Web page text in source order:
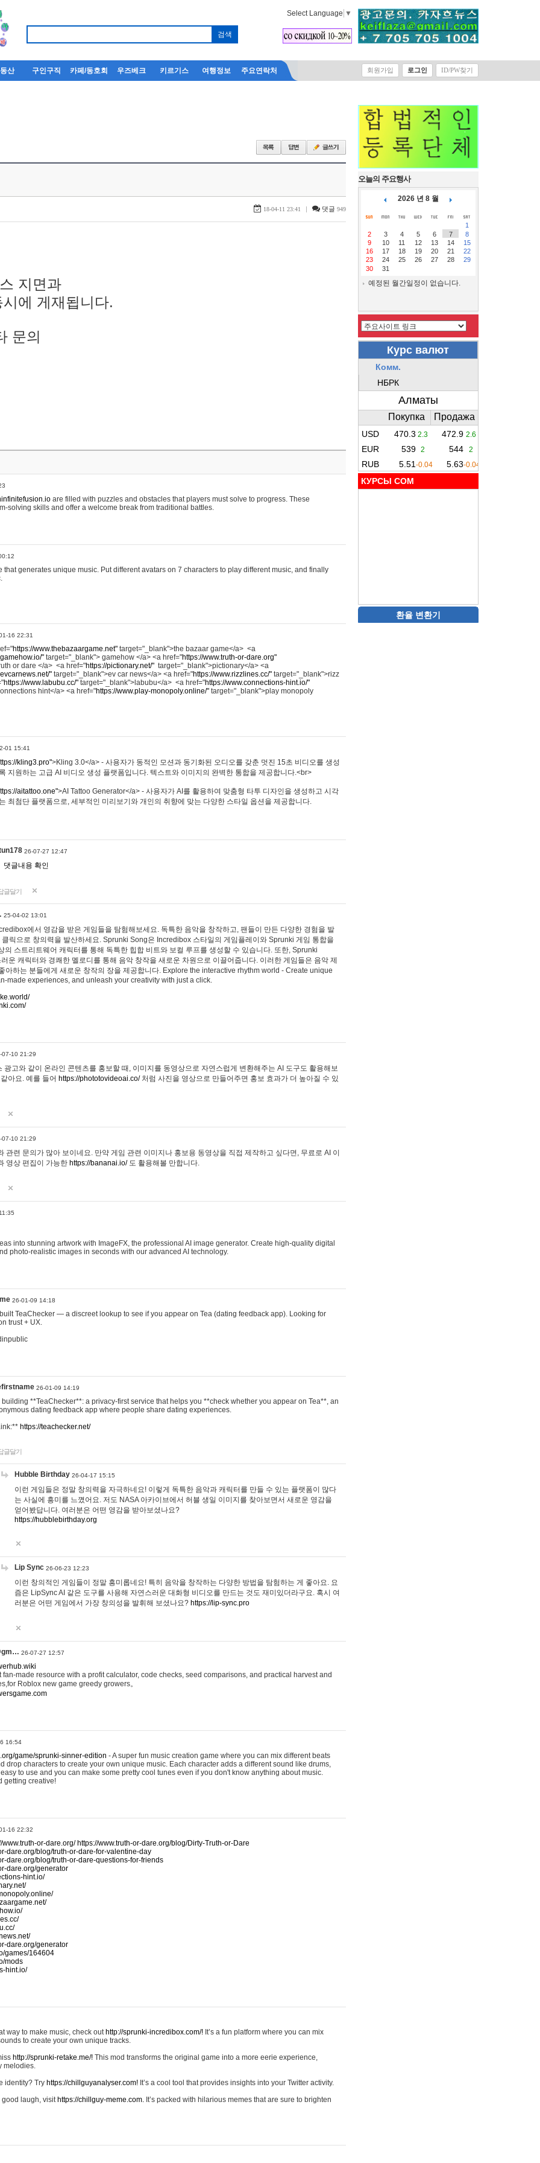
Select Language ▼
산 구인구직 카페/동호회 우즈베크 키르기스 여행정보 주요연락처 회원가입 로그인 ID/PW찾기
18-04-11 23:41 | 댓글 949
지면과
에 게재됩니다.
문의
are filled with puzzles and obstacles that players must solve to progress. These
solving skills and offer a welcome break from traditional battles.
that generates unique music. Put different avatars on 7 characters to play different music, and finally
16 22:31
https://www.thebazaargame.net" target="_blank">the bazaar game</a> <a
" target="_blank"> gamehow </a> <a href="https://www.truth-or-dare.org"
or dare </a> <a href="https://pictionary.net/" target="_blank">pictionary</a> <a
" target="_blank">ev car news</a> <a href="https://www.rizzlines.cc/" target="_blank">rizz
https://www.labubu.cc/" target="_blank">labubu</a> <a href="https://www.connections-hint.io/"
hint</a> <a href="https://www.play-monopoly.online/" target="_blank">play monopoly
01 15:41
kling3.pro">Kling 3.0</a> - 사용자가 동적인 모션과 동기화된 오디오를 갖춘 멋진 15초 비디오를 생성
지원하는 고급 AI 비디오 생성 플랫폼입니다. 텍스트와 이미지의 완벽한 통합을 제공합니다.<br>
aitattoo.one">AI Tattoo Generator</a> - 사용자가 AI를 활용하여 맞춤형 타투 디자인을 생성하고 시각
최첨단 플랫폼으로, 세부적인 미리보기와 개인의 취향에 맞는 다양한 스타일 옵션을 제공합니다.
26-07-27 12:47
댓글내용 확인
글달기
25-04-02 13:01
에서 영감을 받은 게임들을 탐험해보세요. 독특한 음악을 창작하고, 팬들이 만든 다양한 경험을 발
클릭으로 창의력을 발산하세요. Sprunki Song은 Incredibox 스타일의 게임플레이와 Sprunki 게임 통합을
의 스트리트웨어 캐릭터를 통해 독특한 힙합 비트와 보컬 루프를 생성할 수 있습니다. 또한, Sprunki
운 캐릭터와 경쾌한 멜로디를 통해 음악 창작을 새로운 차원으로 이끌어줍니다. 이러한 게임들은 음악 제
아하는 분들에게 새로운 창작의 장을 제공합니다. Explore the interactive rhythm world - Create unique
made experiences, and unleash your creativity with just a click.
07-10 21:29
광고와 같이 온라인 콘텐츠를 홍보할 때, 이미지를 동영상으로 자연스럽게 변환해주는 AI 도구도 활용해보
아요. 예를 들어 https://phototovideoai.co/처럼 사진을 영상으로 만들어주면 홍보 효과가 더 높아질 수 있
07-10 21:29
관련 문의가 많아 보이네요. 만약 게임 관련 이미지나 홍보용 동영상을 직접 제작하고 싶다면, 무료로 AI 이
영상 편집이 가능한 https://bananai.io/도 활용해볼 만합니다.
into stunning artwork with ImageFX, the professional AI image generator. Create high-quality digital
photo-realistic images in seconds with our advanced AI technology.
26-01-09 14:18
TeaChecker — a discreet lookup to see if you appear on Tea (dating feedback app). Looking for
trust + UX.
26-01-09 14:19
building **TeaChecker**: a privacy-first service that helps you **check whether you appear on Tea**, an
dating feedback app where people share dating experiences.
https://teachecker.net/
글달기
Hubble Birthday 26-04-17 15:15
이런 게임들은 정말 창의력을 자극하네요! 이렇게 독특한 음악과 캐릭터를 만들 수 있는 플랫폼이 많다
는 사실에 흥미를 느꼈어요. 저도 NASA 아카이브에서 허블 생일 이미지를 찾아보면서 새로운 영감을
얻어봤답니다. 여러분은 어떤 영감을 받아보셨나요?
https://hubblebirthday.org
Lip Sync 26-06-23 12:23
이런 창의적인 게임들이 정말 흥미롭네요! 특히 음악을 창작하는 다양한 방법을 탐험하는 게 좋아요. 요
즘은 LipSync AI 같은 도구를 사용해 자연스러운 대화형 비디오를 만드는 것도 재미있더라구요. 혹시 여
러분은 어떤 게임에서 가장 창의성을 발휘해 보셨나요? https://lip-sync.pro
26-07-27 12:57
made resource with a profit calculator, code checks, seed comparisons, and practical harvest and
Roblox new game greedy growers。
16:54
game/sprunki-sinner-edition - A super fun music creation game where you can mix different beats
drop characters to create your own unique music. Each character adds a different sound like drums,
to use and you can make some pretty cool tunes even if you don't know anything about music.
getting creative!
16 22:32
www.truth-or-dare.org/ https://www.truth-or-dare.org/blog/Dirty-Truth-or-Dare
dare.org/blog/truth-or-dare-for-valentine-day
dare.org/blog/truth-or-dare-questions-for-friends
dare.org/generator
hint.io/
dare.org/generator
games/164604
mods
hint.io/
way to make music, check out http://sprunki-incredibox.com/! It’s a fun platform where you can mix
to create your own unique tracks.
http://sprunki-retake.me/! This mod transforms the original game into a more eerie experience,
melodies.
identity? Try https://chillguyanalyser.com! It’s a cool tool that provides insights into your Twitter activity.
good laugh, visit https://chillguy-meme.com. It’s packed with hilarious memes that are sure to brighten
오늘의 주요행사
2026 년 8 월
1
2
3 4 5 6 7
8
9
10 11 12 13 14
15
16
17 18 19 20 21
22
23
24 25 26 27 28
29
30
31
예정된 월간일정이 없습니다.
КУРСЫ COM
환율 변환기